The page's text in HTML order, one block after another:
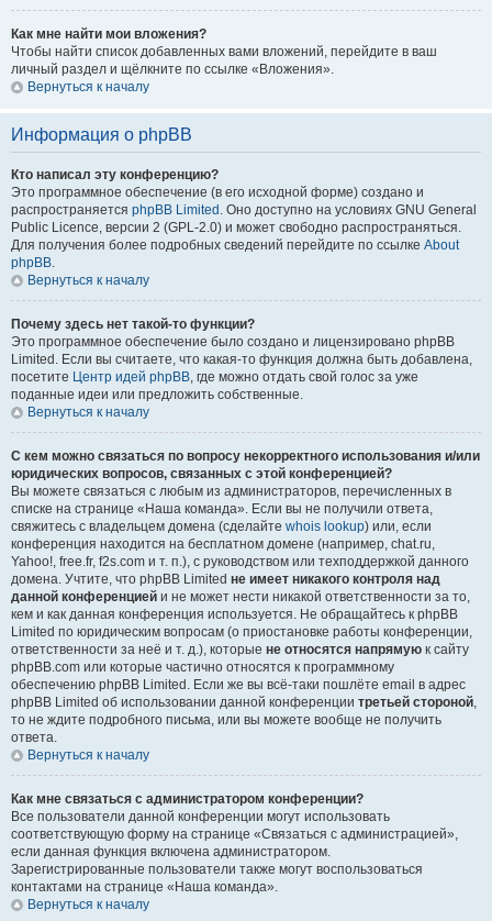
Как мне найти мои вложения?
Чтобы найти список добавленных вами вложений, перейдите в ваш
личный раздел и щёлкните по ссылке «Вложения».
Вернуться к началу
Информация о phpBB
Кто написал эту конференцию?
Это программное обеспечение (в его исходной форме) создано и
распространяется phpBB Limited . Оно доступно на условиях GNU General
Public Licence, версии 2 (GPL-2.0) и может свободно распространяться.
Для получения более подробных сведений перейдите по ссылке About
phpBB.
Вернуться к началу
Почему здесь нет такой-то функции?
Это программное обеспечение было создано и лицензировано phpBB
Limited. Если вы считаете, что какая-то функция должна быть добавлена,
посетите Центр идей phpBB, где можно отдать свой голос за уже
поданные идеи или предложить собственные.
Вернуться к началу
С кем можно связаться по вопросу некорректного использования и/или
юридических вопросов, связанных с этой конференцией?
Вы можете связаться с любым из администраторов, перечисленных в
списке на странице «Наша команда». Если вы не получили ответа,
свяжитесь с владельцем домена (сделайте whois lookup) или, если
конференция находится на бесплатном домене (например, chat.ru,
Yahoo!, free.fr, f2s.com и т. п.), с руководством или техподдержкой данного
домена. Учтите, что phpBB Limited не имеет никакого контроля над
данной конференцией и не может нести никакой ответственности за то,
кем и как данная конференция используется. Не обращайтесь к phpBB
Limited по юридическим вопросам (о приостановке работы конференции,
ответственности за неё и т. д.), которые не относятся напрямую к сайту
phpBB.com или которые частично относятся к программному
обеспечению phpBB Limited. Если же вы всё-таки пошлёте email в адрес
phpBB Limited об использовании данной конференции третьей стороной,
то не ждите подробного письма, или вы можете вообще не получить
ответа.
Вернуться к началу
Как мне связаться с администратором конференции?
Все пользователи данной конференции могут использовать
соответствующую форму на странице «Связаться с администрацией»,
если данная функция включена администратором.
Зарегистрированные пользователи также могут воспользоваться
контактами на странице «Наша команда».
Вернуться к началу